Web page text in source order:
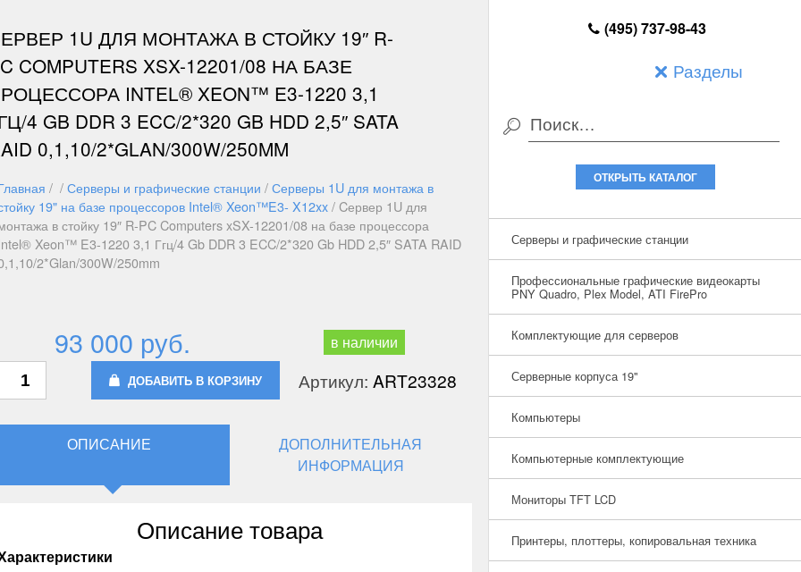
Разделы
(495) 737-98-43
ОТКРЫТЬ КАТАЛОГ
Серверы и графические станции
Профессиональные графические видеокарты
PNY Quadro, Plex Model, ATI FirePro
Комплектующие для серверов
Серверные корпуса 19"
Компьютеры
Компьютерные комплектующие
Мониторы TFT LCD
Принтеры, плоттеры, копировальная техника
1U ДЛЯ МОНТАЖА В СТОЙКУ 19″ R-
COMPUTERS XSX-12201/08 НА БАЗЕ
INTEL® XEON™ E3-1220 3,1
4 GB DDR 3 ECC/2*320 GB HDD 2,5″ SATA
0,1,10/2*GLAN/300W/250MM
/ /Серверы и графические станции /Серверы 1U для монтажа в
19" на базе процессоров Intel® Xeon™E3- X12xx/ Cервер 1U для
в стойку 19″ R-PC Computers xSX-12201/08 на базе процессора
Xeon™ E3-1220 3,1 Ггц/4 Gb DDR 3 ECC/2*320 Gb HDD 2,5″ SATA RAID
2*Glan/300W/250mm
93 000 руб. в наличии
ДОБАВИТЬ В КОРЗИНУ Артикул:ART23328
ОПИСАНИЕ
ДОПОЛНИТЕЛЬНАЯ
ИНФОРМАЦИЯ
Описание товара